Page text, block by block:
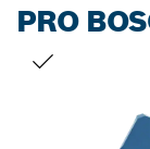
PRO